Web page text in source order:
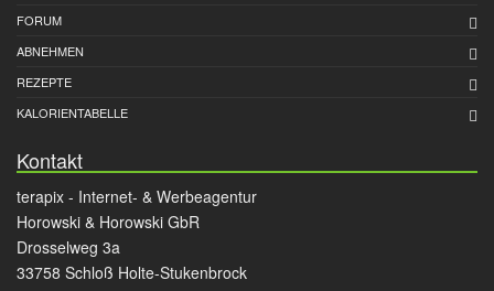
FORUM
ABNEHMEN
REZEPTE
KALORIENTABELLE
Kontakt
terapix - Internet- & Werbeagentur
Horowski & Horowski GbR
Drosselweg 3a
33758 Schloß Holte-Stukenbrock